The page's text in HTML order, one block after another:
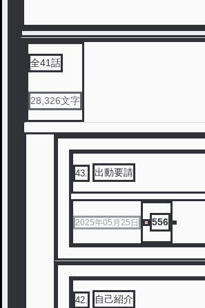
全41話
28,326文字
43. 出動要請
2025年05月25日 556
42. 自己紹介